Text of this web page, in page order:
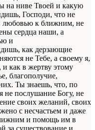
на ниве Твоей и какую
Господи, что не
любовью к ближним, не
сердца наши, а
и
как дерзающие
не Тебе, а своему я,
и как в жертву этому
благополучие,
Ты знаешь, что, по
не послушание Богу, не
своих желаний, своих
с несчастьем и даже
и помощь им в
за существование и